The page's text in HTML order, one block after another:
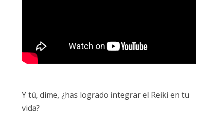
Y tú, dime, ¿has logrado integrar el Reiki en tu
vida?